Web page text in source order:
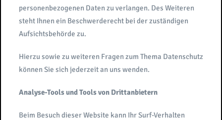
personenbezogenen Daten zu verlangen. Des Weiteren
steht Ihnen ein Beschwerderecht bei der zuständigen
Aufsichtsbehörde zu.
Hierzu sowie zu weiteren Fragen zum Thema Datenschutz
können Sie sich jederzeit an uns wenden.
Analyse-Tools und Tools von Drittanbietern
Beim Besuch dieser Website kann Ihr Surf-Verhalten